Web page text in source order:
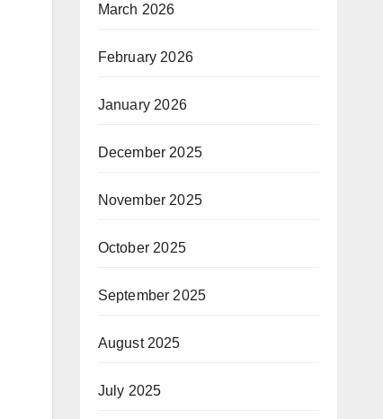
March 2026
February 2026
January 2026
December 2025
November 2025
October 2025
September 2025
August 2025
July 2025